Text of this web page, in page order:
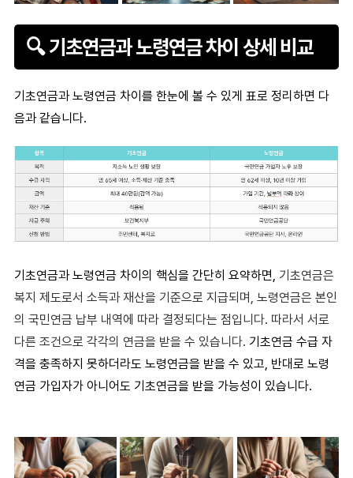
🔍 기초연금과 노령연금 차이 상세 비교
기초연금과 노령연금 차이 를 한눈에 볼 수 있게 표로 정리하면 다
음과 같습니다.
기초연금과 노령연금 차이의 핵심을 간단히 요약하면, 기초연금은
복지 제도로서 소득과 재산을 기준으로 지급되며, 노령연금은 본인
의 국민연금 납부 내역에 따라 결정되다는 점입니다. 따라서 서로
다른 조건으로 각각의 연금을 받을 수 있습니다. 기초연금 수급 자
격을 충족하지 못하더라도 노령연금을 받을 수 있고, 반대로 노령
연금 가입자가 아니어도 기초연금을 받을 가능성이 있습니다.